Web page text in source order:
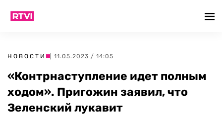
НОВОСТИ | 11.05.2023 / 14:05
«Контрнаступление идет полным
ходом». Пригожин заявил, что
Зеленский лукавит